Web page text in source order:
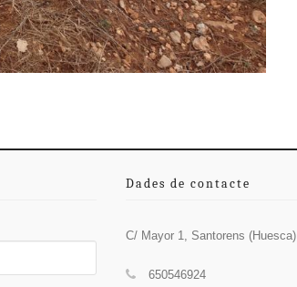
Dades de contacte
C/ Mayor 1, Santorens (Huesca)
650546924